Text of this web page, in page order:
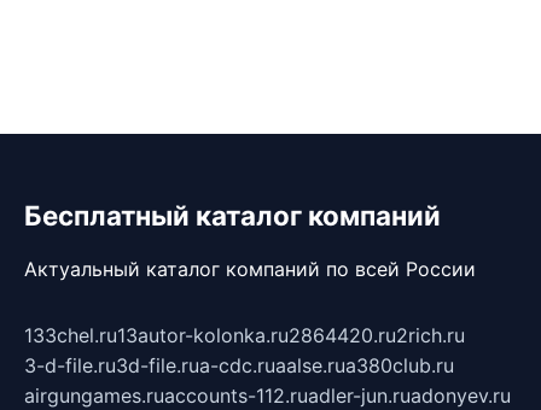
Бесплатный каталог компаний
Актуальный каталог компаний по всей России
133chel.ru13autor-kolonka.ru2864420.ru2rich.ru
3-d-file.ru3d-file.rua-cdc.ruaalse.rua380club.ru
airgungames.ruaccounts-112.ruadler-jun.ruadonyev.ru